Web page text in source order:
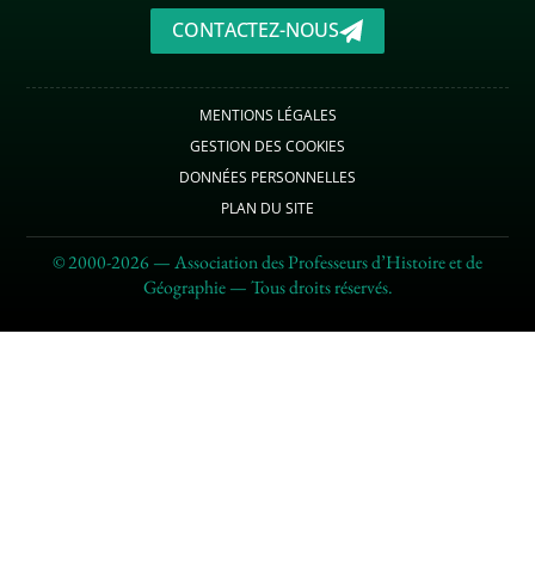
CONTACTEZ-NOUS
MENTIONS LÉGALES
GESTION DES COOKIES
DONNÉES PERSONNELLES
PLAN DU SITE
© 2000-2026 — Association des Professeurs d’Histoire et de
Géographie — Tous droits réservés.